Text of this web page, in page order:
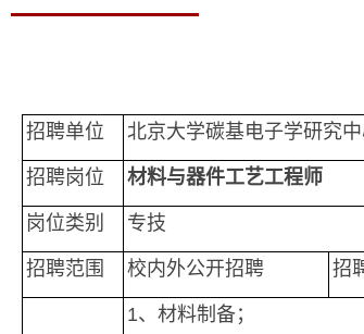
招聘单位 北京大学碳基电子学研究
招聘岗位 材料与器件工艺工程师
岗位类别 专技
招聘范围 校内外公开招聘 招
1、材料制备；